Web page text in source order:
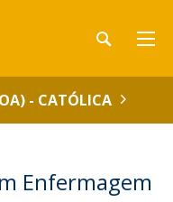
- CATÓLICA
Enfermagem